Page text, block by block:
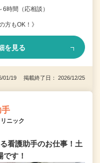
時間（応相談）
方もOK！》
を見る
01/19 掲載終了日： 2026/12/25
ニック
看護助手のお仕事！土
す！